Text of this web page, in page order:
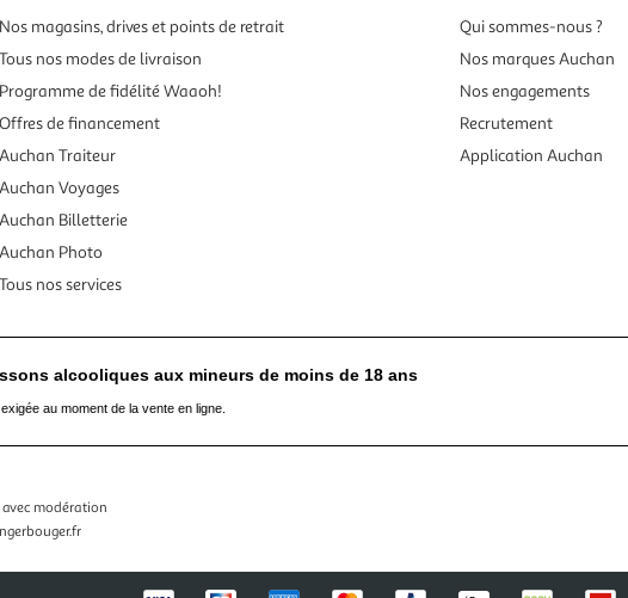
Nos magasins, drives et points de retrait
Tous nos modes de livraison
Programme de fidélité Waaoh!
Offres de financement
Auchan Traiteur
Auchan Voyages
Auchan Billetterie
Auchan Photo
Tous nos services
Qui sommes-nous ?
Nos marques Auchan
Nos engagements
Recrutement
Application Auchan
alcooliques aux mineurs de moins de 18 ans
au moment de la vente en ligne.
avec modération